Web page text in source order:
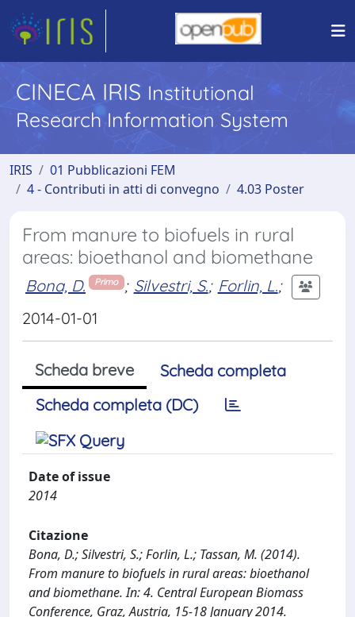
CINECA IRIS Institutional
Research Information System
IRIS
01 Pubblicazioni FEM
4 - Contributi in atti di convegno
4.03 Poster
From manure to biofuels in rural
areas: bioethanol and biomethane
Bona, D. Primo ; Silvestri, S.; Forlin, L.;
2014-01-01
Scheda breve
Scheda completa
Scheda completa (DC)
Date of issue
2014
Citazione
Bona, D.; Silvestri, S.; Forlin, L.; Tassan, M. (2014).
From manure to biofuels in rural areas: bioethanol
and biomethane. In: 4. Central European Biomass
Conference, Graz, Austria, 15-18 January 2014.